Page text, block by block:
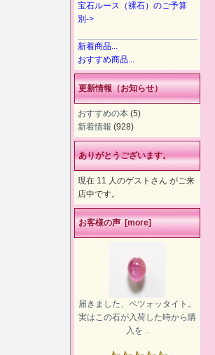
宝石ルース（裸石）のご予算
別->
新着商品...
おすすめ商品...
更新情報（お知らせ）
おすすめの本 (5)
新着情報 (928)
ありがとうございます。
現在 11 人のゲストさん がご来
店中です。
お客様の声 [more]
届きました、ペツォッタイト。
実はこの石が入荷した時から購
入を ..